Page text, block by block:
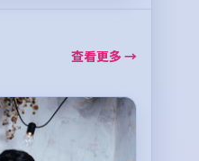
查看更多 →